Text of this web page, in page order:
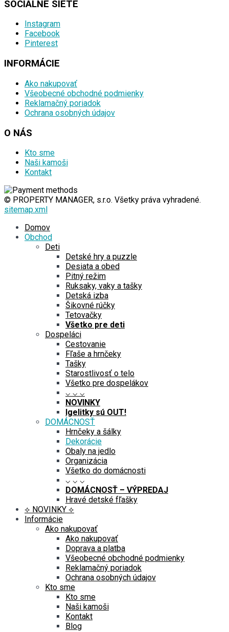
SOCIÁLNE SIETE
Instagram
Facebook
Pinterest
INFORMÁCIE
Ako nakupovať
Všeobecné obchodné podmienky
Reklamačný poriadok
Ochrana osobných údajov
O NÁS
Kto sme
Naši kamoši
Kontakt
© PROPERTY MANAGER, s.r.o. Všetky práva vyhradené.
sitemap.xml
Domov
Obchod
Deti
Detské hry a puzzle
Desiata a obed
Pitný režim
Ruksaky, vaky a tašky
Detská izba
Šikovné rúčky
Tetovačky
Všetko pre deti
Dospeláci
Cestovanie
Fľaše a hrnčeky
Tašky
Starostlivosť o telo
Všetko pre dospelákov
⌵ ⌵ ⌵
NOVINKY
Igelitky sú OUT!
DOMÁCNOSŤ
Hrnčeky a šálky
Dekorácie
Obaly na jedlo
Organizácia
Všetko do domácnosti
⌵ ⌵ ⌵
DOMÁCNOSŤ – VÝPREDAJ
Hravé detské fľašky
⟡ NOVINKY ⟡
Informácie
Ako nakupovať
Ako nakupovať
Doprava a platba
Všeobecné obchodné podmienky
Reklamačný poriadok
Ochrana osobných údajov
Kto sme
Kto sme
Naši kamoši
Kontakt
Blog